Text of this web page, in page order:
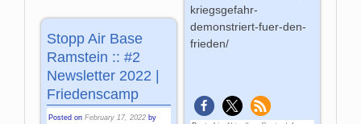
kriegsgefahr-
demonstriert-fuer-den-
frieden/
Stopp Air Base
Ramstein :: #2
Newsletter 2022 |
Friedenscamp
Posted onFebruary 17, 2022 by